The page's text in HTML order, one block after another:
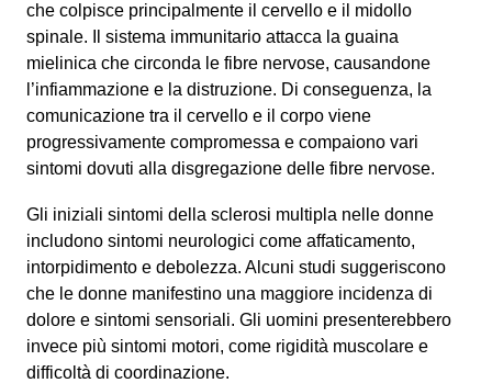
che colpisce principalmente il cervello e il midollo
spinale. Il sistema immunitario attacca la guaina
mielinica che circonda le fibre nervose, causandone
l’infiammazione e la distruzione. Di conseguenza, la
comunicazione tra il cervello e il corpo viene
progressivamente compromessa e compaiono vari
sintomi dovuti alla disgregazione delle fibre nervose.
Gli iniziali sintomi della sclerosi multipla nelle donne
includono sintomi neurologici come affaticamento,
intorpidimento e debolezza. Alcuni studi suggeriscono
che le donne manifestino una maggiore incidenza di
dolore e sintomi sensoriali. Gli uomini presenterebbero
invece più sintomi motori, come rigidità muscolare e
difficoltà di coordinazione.